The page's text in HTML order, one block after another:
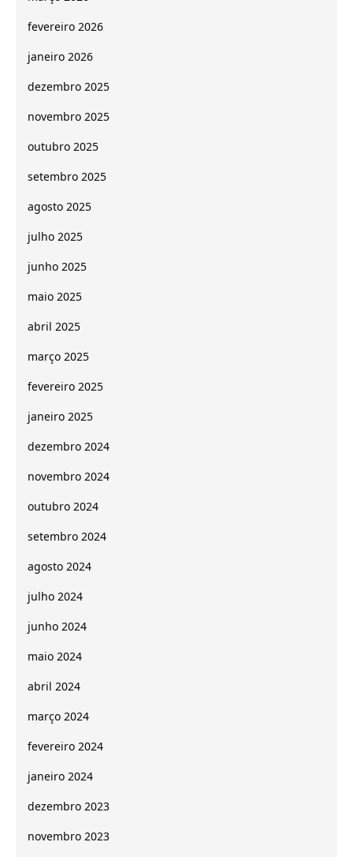
fevereiro 2026
janeiro 2026
dezembro 2025
novembro 2025
outubro 2025
setembro 2025
agosto 2025
julho 2025
junho 2025
maio 2025
abril 2025
março 2025
fevereiro 2025
janeiro 2025
dezembro 2024
novembro 2024
outubro 2024
setembro 2024
agosto 2024
julho 2024
junho 2024
maio 2024
abril 2024
março 2024
fevereiro 2024
janeiro 2024
dezembro 2023
novembro 2023